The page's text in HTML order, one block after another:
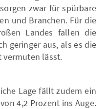
zwar für spürbare
und Branchen. Für die
Landes fallen die
geringer aus, als es die
vermuten lässt.
Lage fällt zudem ein
4,2 Prozent ins Auge.